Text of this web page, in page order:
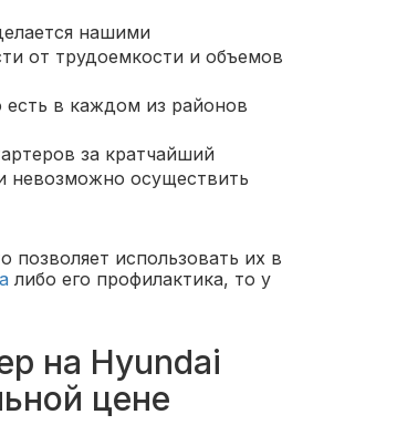
нашими
от трудоемкости и объемов
в каждом из районов
за кратчайший
невозможно осуществить
использовать их в
либо его профилактика, то у
на Hyundai
цене